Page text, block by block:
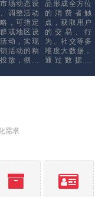
场动态设
调整活动
，可指定
群或地区设
动，实现
活动的精
放，彻底
监控终端
品形成全方位
的消费者触
点，获取用户
的交易、行
为、社交等多
维度大数据，
通过数据分
市场决策提供
需求